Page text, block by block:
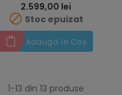
2.599,00 lei
 Stoc epuizat
Adaugă în Coș
1-13 din 13 produse